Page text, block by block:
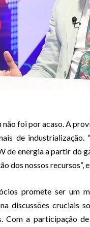
foi por acaso. A
de
de energia a partir do
dos nossos recursos”,
promete ser um
discussões cruciais
Com a participação